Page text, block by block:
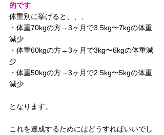
的です
体重別に挙げると、、、
・体重70kgの方→3ヶ月で3.5kg〜7kgの体重
減少
・体重60kgの方→3ヶ月で3kg〜6kgの体重減
少
・体重50kgの方→3ヶ月で2.5kg〜5kgの体重
減少
となります。
これを達成するためにはどうすればいいでし